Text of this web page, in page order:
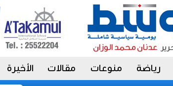
رياضة منوعات مقالات الأخيرة